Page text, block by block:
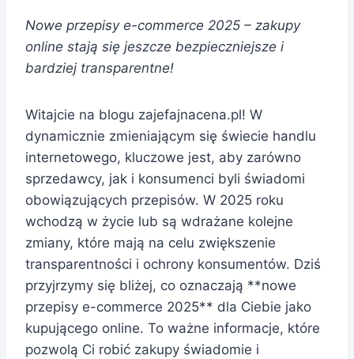
Nowe przepisy e-commerce 2025 – zakupy
online stają się jeszcze bezpieczniejsze i
bardziej transparentne!
Witajcie na blogu zajefajnacena.pl! W
dynamicznie zmieniającym się świecie handlu
internetowego, kluczowe jest, aby zarówno
sprzedawcy, jak i konsumenci byli świadomi
obowiązujących przepisów. W 2025 roku
wchodzą w życie lub są wdrażane kolejne
zmiany, które mają na celu zwiększenie
transparentności i ochrony konsumentów. Dziś
przyjrzymy się bliżej, co oznaczają **nowe
przepisy e-commerce 2025** dla Ciebie jako
kupującego online. To ważne informacje, które
pozwolą Ci robić zakupy świadomie i